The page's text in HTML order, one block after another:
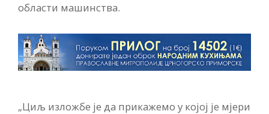
области машинства.
„Циљ изложбе је да прикажемо у којој је мјери